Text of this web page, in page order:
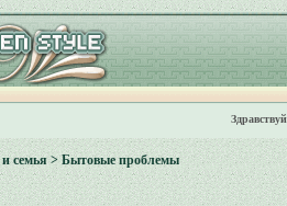
семья>Бытовые проблемы